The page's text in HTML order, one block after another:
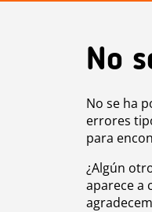
No
No se ha
errores
para
¿Algún
aparece a